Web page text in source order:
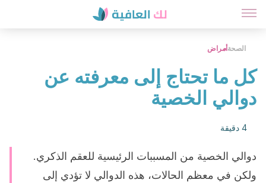
الصحةأمراض
كل ما تحتاج إلى معرفته عن
دوالي الخصية
4 دقيقة
دوالي الخصية من المسببات الرئيسية للعقم الذكري.
ولكن في معظم الحالات، هذه الدوالي لا تؤدي إلى